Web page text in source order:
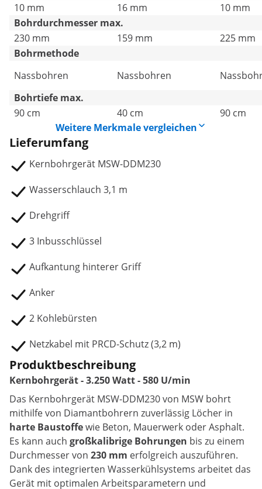
10 mm
16 mm
10 mm
Bohrdurchmesser max.
230 mm
159 mm
225 mm
Bohrmethode
Nassbohren
Nassbohren
Bohrtiefe max.
90 cm
40 cm
90 cm
Weitere Merkmale vergleichen
Lieferumfang
Kernbohrgerät MSW-DDM230
Wasserschlauch 3,1 m
Drehgriff
3 Inbusschlüssel
Aufkantung hinterer Griff
Anker
2 Kohlebürsten
Netzkabel mit PRCD-Schutz (3,2 m)
Produktbeschreibung
Kernbohrgerät - 3.250 Watt - 580 U/min
Das Kernbohrgerät MSW-DDM230 von MSW bohrt
mithilfe von Diamantbohrern zuverlässig Löcher in
harte Baustoffewie Beton, Mauerwerk oder Asphalt.
Es kann auch großkalibrige Bohrungen bis zu einem
Durchmesser von 230 mm erfolgreich auszuführen.
Dank des integrierten Wasserkühlsystems arbeitet das
Gerät mit optimalen Arbeitsparametern und